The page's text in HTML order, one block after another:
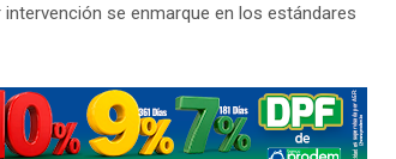
se enmarque en los estándares